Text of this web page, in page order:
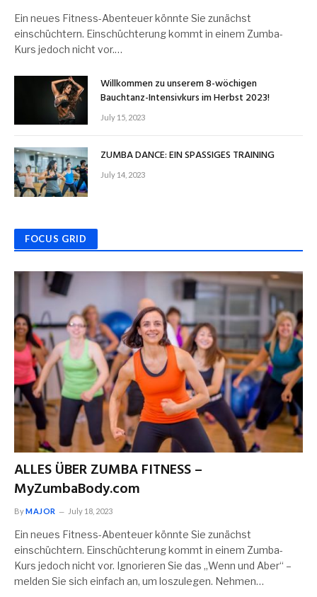
Ein neues Fitness-Abenteuer könnte Sie zunächst
einschüchtern. Einschüchterung kommt in einem Zumba-
Kurs jedoch nicht vor.…
Willkommen zu unserem 8-wöchigen
Bauchtanz-Intensivkurs im Herbst 2023!
July 15, 2023
ZUMBA DANCE: EIN SPASSIGES TRAINING
July 14, 2023
FOCUS GRID
ALLES ÜBER ZUMBA FITNESS –
MyZumbaBody.com
ByMAJOR July 18, 2023
Ein neues Fitness-Abenteuer könnte Sie zunächst
einschüchtern. Einschüchterung kommt in einem Zumba-
Kurs jedoch nicht vor. Ignorieren Sie das „Wenn und Aber“ –
melden Sie sich einfach an, um loszulegen. Nehmen…